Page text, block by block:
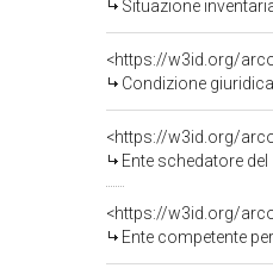
Situazione
<https://w3id.org/
Condizione
<https://w3id.org/
Ente schedatore
<https://w3id.org/
Ente competente